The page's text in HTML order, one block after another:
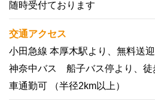
随時受付ております
交通アクセス
小田急線 本厚木駅より、無料送
神奈中バス 船子バス停より、徒
車通勤可 （半径2km以上）